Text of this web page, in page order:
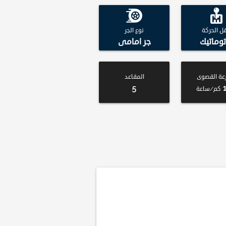
الحركة نوع الجر
جر امامى
القصوى
كم/ساعة
المقاعد
5